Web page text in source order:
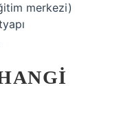
merkezi)